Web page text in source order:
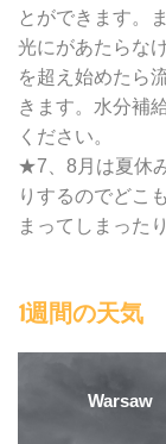
とができます。
光にがあたらな
を超え始めたら
きます。水分補
ください。
★7、8月は夏休
りするのでどこ
まってしまった
1週間の天気
Warsaw